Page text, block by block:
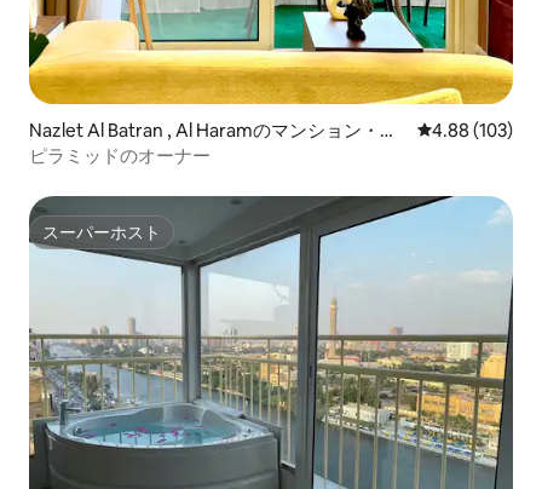
Nazlet Al Batran , Al Haramのマンション・ア
パート
レビュー103
4.88 (103)
ピラミッドのオーナー
スーパーホスト
スーパーホスト